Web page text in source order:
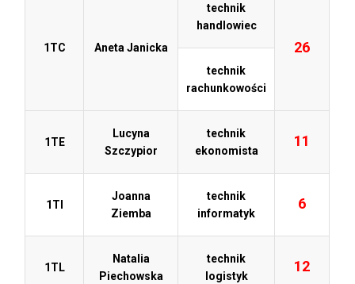
1TC Aneta Janicka
technik
handlowiec
26
technik
rachunkowości
1TE
Lucyna
Szczypior
technik
ekonomista
11
1TI
Joanna
Ziemba
technik
informatyk
6
1TL
Natalia
Piechowska
technik
logistyk
12